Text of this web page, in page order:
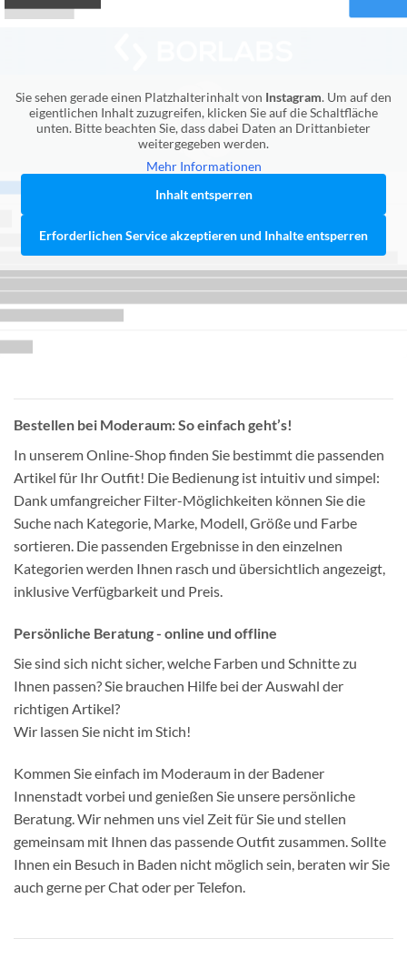
Sie sehen gerade einen Platzhalterinhalt von Instagram. Um auf den
eigentlichen Inhalt zuzugreifen, klicken Sie auf die Schaltfläche
unten. Bitte beachten Sie, dass dabei Daten an Drittanbieter
weitergegeben werden.
Mehr Informationen
Inhalt entsperren
Erforderlichen Service akzeptieren und Inhalte entsperren
Bestellen bei Moderaum: So einfach geht’s!
In unserem Online-Shop finden Sie bestimmt die passenden
Artikel für Ihr Outfit! Die Bedienung ist intuitiv und simpel:
Dank umfangreicher Filter-Möglichkeiten können Sie die
Suche nach Kategorie, Marke, Modell, Größe und Farbe
sortieren. Die passenden Ergebnisse in den einzelnen
Kategorien werden Ihnen rasch und übersichtlich angezeigt,
inklusive Verfügbarkeit und Preis.
Persönliche Beratung - online und offline
Sie sind sich nicht sicher, welche Farben und Schnitte zu
Ihnen passen? Sie brauchen Hilfe bei der Auswahl der
richtigen Artikel?
Wir lassen Sie nicht im Stich!
Kommen Sie einfach im Moderaum in der Badener
Innenstadt vorbei und genießen Sie unsere persönliche
Beratung. Wir nehmen uns viel Zeit für Sie und stellen
gemeinsam mit Ihnen das passende Outfit zusammen. Sollte
Ihnen ein Besuch in Baden nicht möglich sein, beraten wir Sie
auch gerne per Chat oder per Telefon.